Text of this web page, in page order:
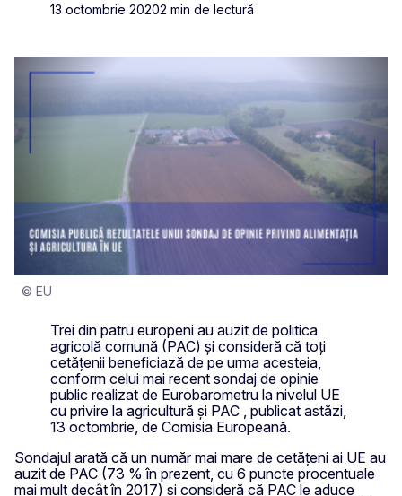
13 octombrie 20202 min de lectură
© EU
Trei din patru europeni au auzit de politica
agricolă comună (PAC) și consideră că toți
cetățenii beneficiază de pe urma acesteia,
conform celui mai recent sondaj de opinie
public realizat de Eurobarometru la nivelul UE
cu privire la agricultură și PAC , publicat astăzi,
13 octombrie, de Comisia Europeană.
Sondajul arată că un număr mai mare de cetățeni ai UE au
auzit de PAC (73 % în prezent, cu 6 puncte procentuale
mai mult decât în 2017) și consideră că PAC le aduce